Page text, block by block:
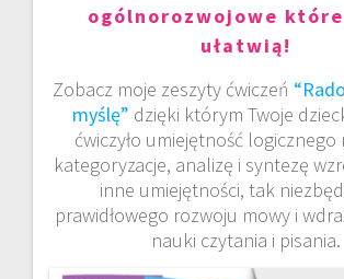
ogólnorozwojowe
ułatwią!
Zobacz moje zeszyty ćwiczeń
myślę” dzięki którym Twoje
ćwiczyło umiejętność logicznego
kategoryzacje, analizę i syntezę
inne umiejętności, tak
prawidłowego rozwoju mowy i
nauki czytania i pisania.